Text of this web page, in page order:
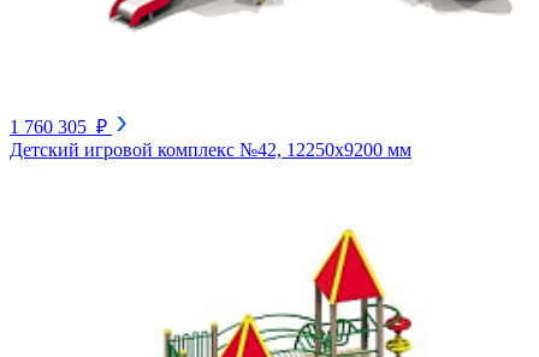
1 760 305 ₽
Детский игровой комплекс №42, 12250х9200 мм